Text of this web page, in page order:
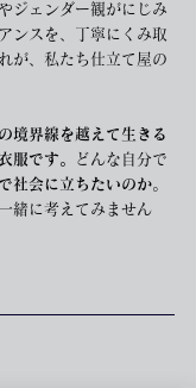
ジェンダー観がにじみ
ンスを、丁寧にくみ取
が、私たち仕立て屋の
境界線を越えて生きる
服です。
どんな自分で
社会に立ちたいのか。
緒に考えてみません